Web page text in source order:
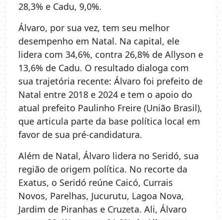
28,3% e Cadu, 9,0%.
Álvaro, por sua vez, tem seu melhor
desempenho em Natal. Na capital, ele
lidera com 34,6%, contra 26,8% de Allyson e
13,6% de Cadu. O resultado dialoga com
sua trajetória recente: Álvaro foi prefeito de
Natal entre 2018 e 2024 e tem o apoio do
atual prefeito Paulinho Freire (União Brasil),
que articula parte da base política local em
favor de sua pré-candidatura.
Além de Natal, Álvaro lidera no Seridó, sua
região de origem política. No recorte da
Exatus, o Seridó reúne Caicó, Currais
Novos, Parelhas, Jucurutu, Lagoa Nova,
Jardim de Piranhas e Cruzeta. Ali, Álvaro